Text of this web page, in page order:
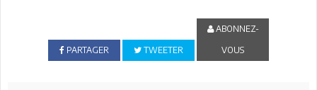
PARTAGER TWEETER
ABONNEZ-
VOUS